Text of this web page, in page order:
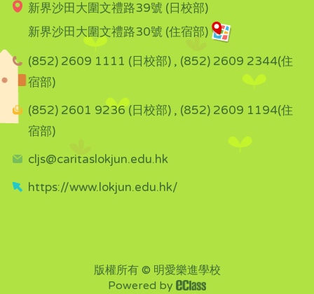
新界沙田大圍文禮路39號 (日校部)
新界沙田大圍文禮路30號 (住宿部)
(852) 2609 1111 (日校部) , (852) 2609 2344(住
宿部)
(852) 2601 9236 (日校部) , (852) 2609 1194(住
宿部)
cljs@caritaslokjun.edu.hk
https://www.lokjun.edu.hk/
版權所有 © 明愛樂進學校
Powered by